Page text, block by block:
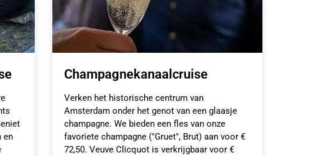
en
Champagnekanaalcruise
Verken het historische centrum van
Amsterdam onder het genot van een glaasje
champagne. We bieden een fles van onze
favoriete champagne ("Gruet", Brut) aan voor €
72,50. Veuve Clicquot is verkrijgbaar voor €